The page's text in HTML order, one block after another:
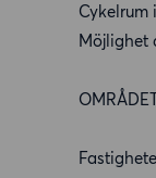
Cykelrum
Möjlighet